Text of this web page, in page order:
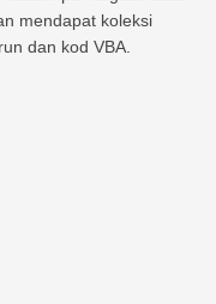
mendapat koleksi
dan kod VBA.